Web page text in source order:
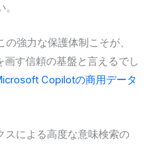
強力な保護体制こそが、
す信頼の基盤と言えるでし
Copilotの商用データ
スによる高度な意味検索の